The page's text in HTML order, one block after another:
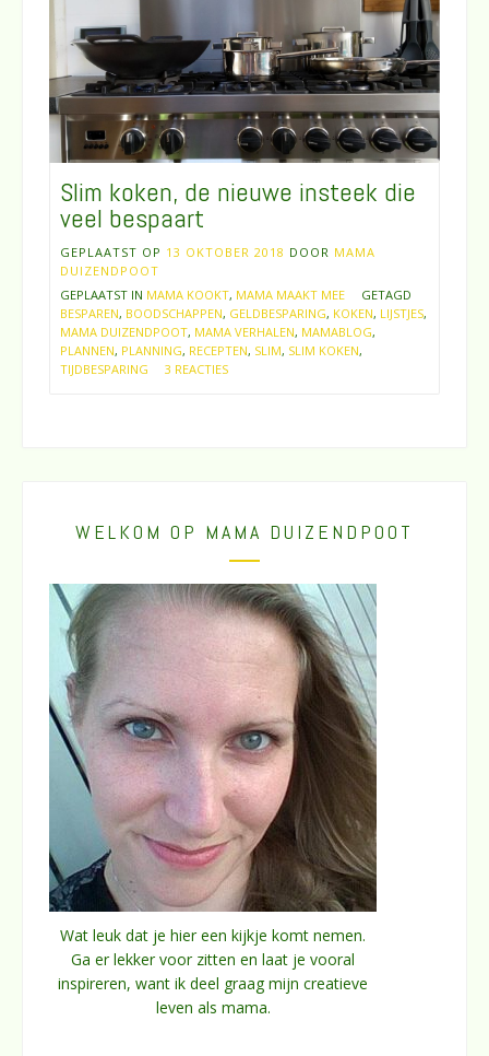
Slim koken, de nieuwe insteek die
veel bespaart
GEPLAATST OP 13 OKTOBER 2018 DOOR MAMA
DUIZENDPOOT
GEPLAATST IN MAMA KOOKT, MAMA MAAKT MEE
GETAGD
BESPAREN, BOODSCHAPPEN, GELDBESPARING, KOKEN, LIJSTJES,
MAMA DUIZENDPOOT, MAMA VERHALEN, MAMABLOG,
PLANNEN, PLANNING, RECEPTEN, SLIM, SLIM KOKEN,
TIJDBESPARING
3 REACTIES
WELKOM OP MAMA DUIZENDPOOT
Wat leuk dat je hier een kijkje komt nemen.
Ga er lekker voor zitten en laat je vooral
inspireren, want ik deel graag mijn creatieve
leven als mama.